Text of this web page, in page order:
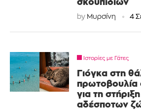
by Μυρσίνη 4
Ιστορίες με Γάτες
Γιόγκα στη
για τη
αδέσποτων